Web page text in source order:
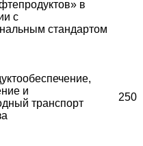
в
с
стандартом
и
транспорт
250